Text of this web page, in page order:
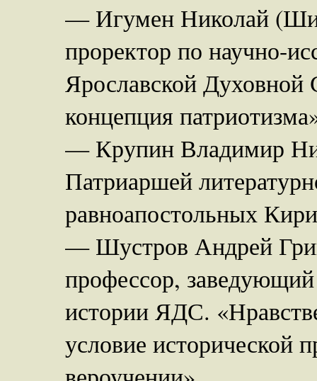
— Игумен Николай
проректор по научно-
Ярославской Духовной
концепция
— Крупин Владимир
Патриаршей
равноапостольных
— Шустров Андрей
профессор,
истории ЯДС.
условие исторической